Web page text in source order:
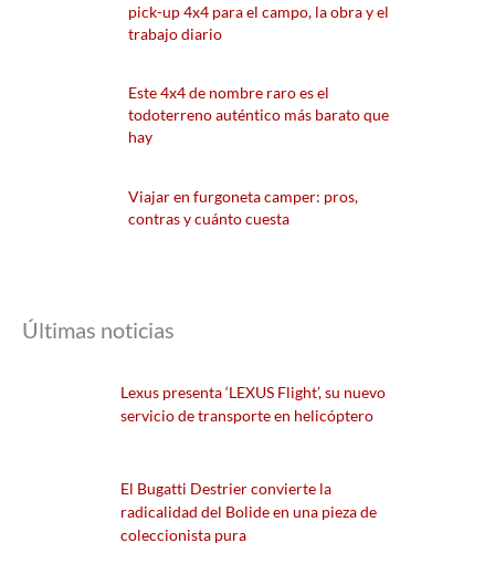
pick-up 4x4 para el campo, la obra y el
trabajo diario
Este 4x4 de nombre raro es el
todoterreno auténtico más barato que
hay
Viajar en furgoneta camper: pros,
contras y cuánto cuesta
Últimas noticias
Lexus presenta ‘LEXUS Flight’, su nuevo
servicio de transporte en helicóptero
El Bugatti Destrier convierte la
radicalidad del Bolide en una pieza de
coleccionista pura